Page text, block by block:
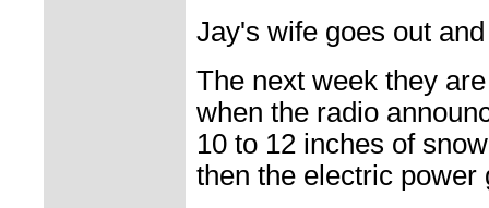
Jay's wife goes out
The next week they
when the radio
10 to 12 inches of
then the electric power